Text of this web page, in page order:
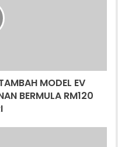
MODEL EV
BERMULA RM120